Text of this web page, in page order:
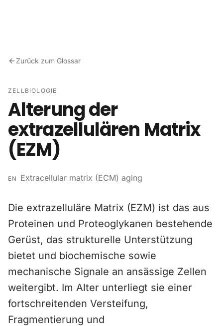
Zurück zum Glossar
ZELLBIOLOGIE
Alterung der
extrazellulären Matrix
(EZM)
EN Extracellular matrix (ECM) aging
Die extrazelluläre Matrix (EZM) ist das aus
Proteinen und Proteoglykanen bestehende
Gerüst, das strukturelle Unterstützung
bietet und biochemische sowie
mechanische Signale an ansässige Zellen
weitergibt. Im Alter unterliegt sie einer
fortschreitenden Versteifung,
Fragmentierung und